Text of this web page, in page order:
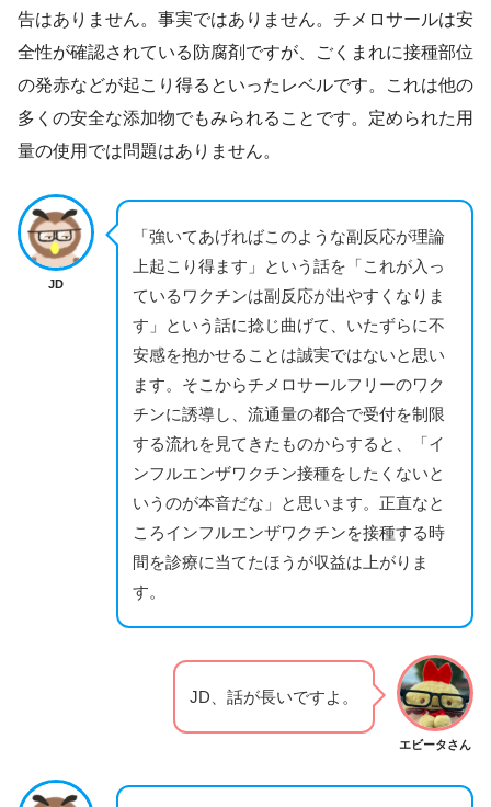
告はありません。事実ではありません。チメロサールは安
全性が確認されている防腐剤ですが、ごくまれに接種部位
の発赤などが起こり得るといったレベルです。これは他の
多くの安全な添加物でもみられることです。定められた用
量の使用では問題はありません。
JD
「強いてあげればこのような副反応が理論
上起こり得ます」という話を「これが入っ
ているワクチンは副反応が出やすくなりま
す」という話に捻じ曲げて、いたずらに不
安感を抱かせることは誠実ではないと思い
ます。そこからチメロサールフリーのワク
チンに誘導し、流通量の都合で受付を制限
する流れを見てきたものからすると、「イ
ンフルエンザワクチン接種をしたくないと
いうのが本音だな」と思います。正直なと
ころインフルエンザワクチンを接種する時
間を診療に当てたほうが収益は上がりま
す。
エビータさん
JD、話が長いですよ。